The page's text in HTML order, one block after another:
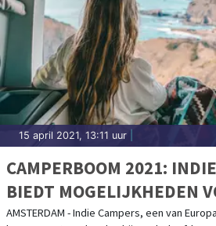
15 april 2021, 13:11 uur
CAMPERBOOM 2021: INDIE CAMPERS
BIEDT MOGELIJKHEDEN
VAN CAMPERS
AMSTERDAM - Indie Campers, een van